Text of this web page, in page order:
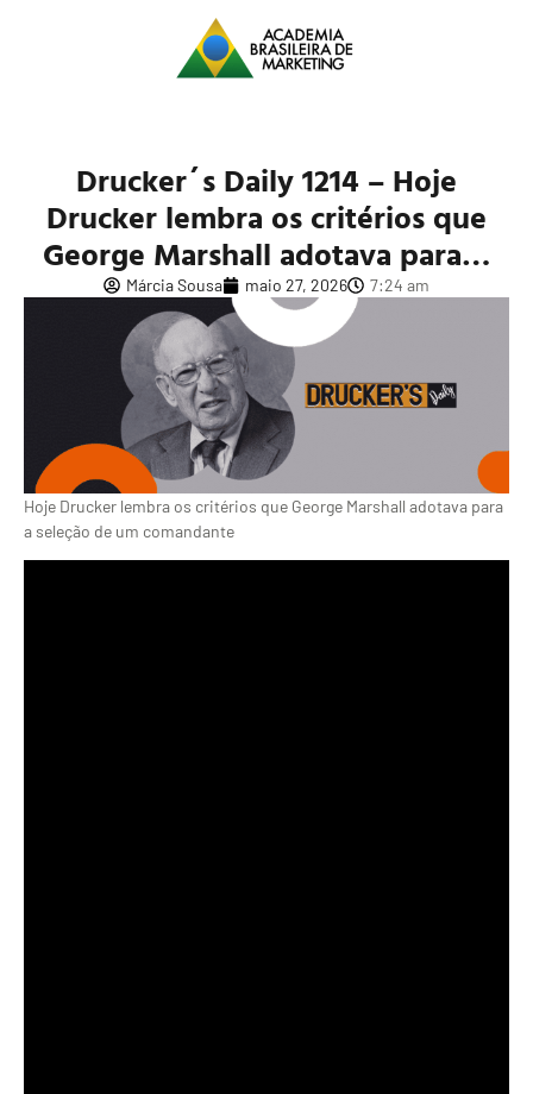
Drucker´s Daily 1214 – Hoje
Drucker lembra os critérios que
George Marshall adotava para…
Márcia Sousa maio 27, 2026 7:24 am
Hoje Drucker lembra os critérios que George Marshall adotava para
a seleção de um comandante